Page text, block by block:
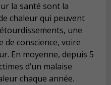
la santé sont la
chaleur qui peuvent
une
de conscience, voire
En moyenne, depuis 5
d’un malaise
chaque année.